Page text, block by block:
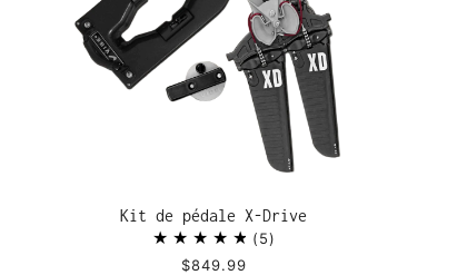
Kit de pédale X-Drive
5
$849.99